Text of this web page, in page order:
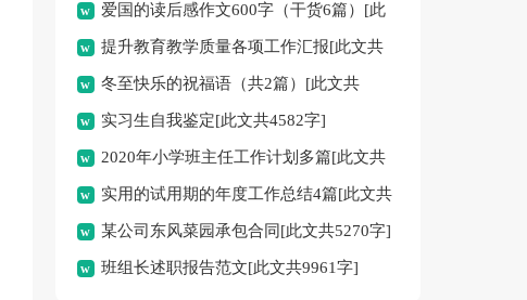
爱国的读后感作文600字（干货6篇）[此
文共4571字]
提升教育教学质量各项工作汇报[此文共
2421字]
冬至快乐的祝福语（共2篇）[此文共
11722字]
实习生自我鉴定[此文共4582字]
2020年小学班主任工作计划多篇[此文共
8812字]
实用的试用期的年度工作总结4篇[此文共
4536字]
某公司东风菜园承包合同[此文共5270字]
班组长述职报告范文[此文共9961字]